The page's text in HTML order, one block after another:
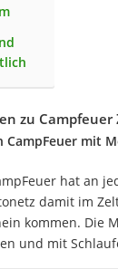
zu
CampFeuer mit
hat an
damit im
kommen. Die
und mit